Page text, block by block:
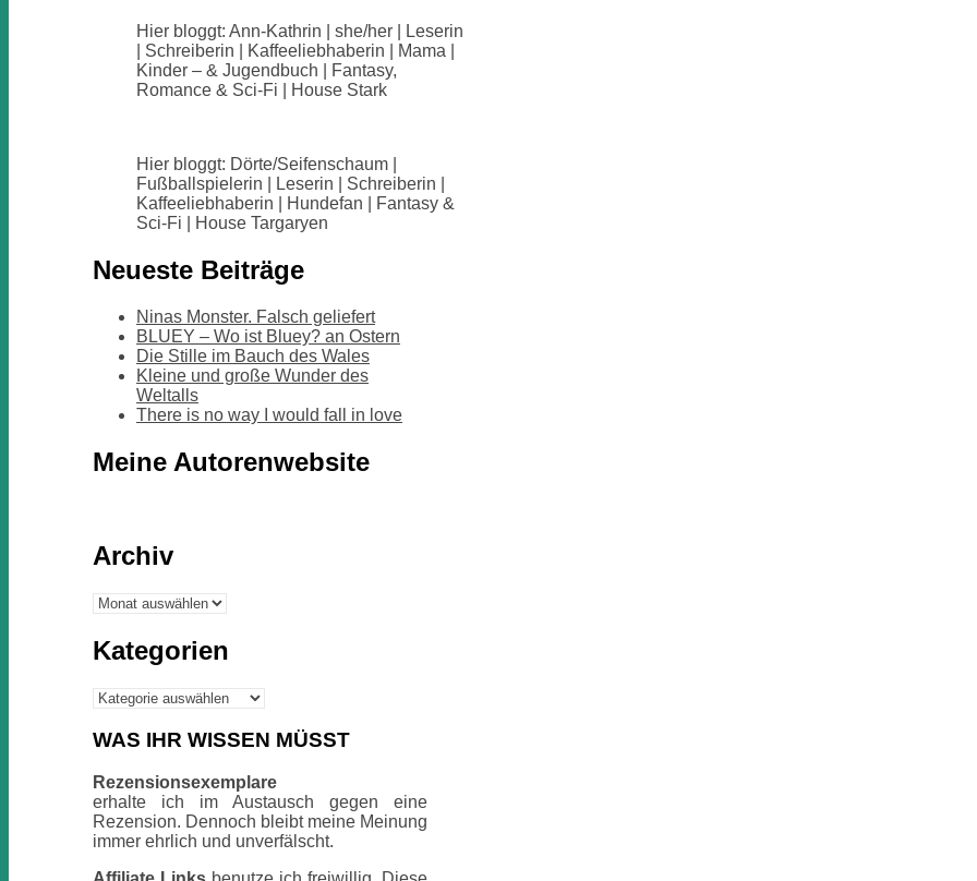
Hier bloggt: Ann-Kathrin | she/her | Leserin
| Schreiberin | Kaffeeliebhaberin | Mama |
Kinder – & Jugendbuch | Fantasy,
Romance & Sci-Fi | House Stark
Hier bloggt: Dörte/Seifenschaum |
Fußballspielerin | Leserin | Schreiberin |
Kaffeeliebhaberin | Hundefan | Fantasy &
Sci-Fi | House Targaryen
Neueste Beiträge
Ninas Monster. Falsch geliefert
BLUEY – Wo ist Bluey? an Ostern
Die Stille im Bauch des Wales
Kleine und große Wunder des
Weltalls
There is no way I would fall in love
Meine Autorenwebsite
Archiv
Archiv
Kategorien
Kategorien
WAS IHR WISSEN MÜSST
Rezensionsexemplare
erhalte ich im Austausch gegen eine
Rezension. Dennoch bleibt meine Meinung
immer ehrlich und unverfälscht.